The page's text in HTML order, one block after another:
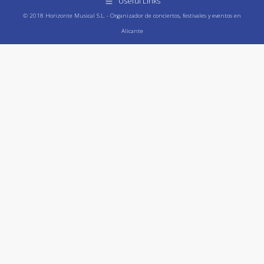
© 2018 Horizonte Musical S.L. - Organizador de conciertos, festivales y eventos en
Alicante